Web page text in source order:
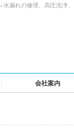
漏れの修理、高圧洗浄
会社案内